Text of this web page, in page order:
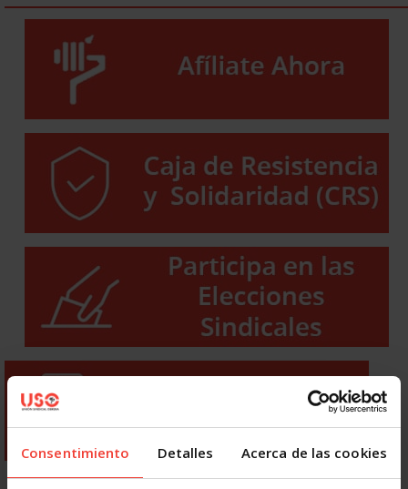
Consentimiento Detalles Acerca de las cookies